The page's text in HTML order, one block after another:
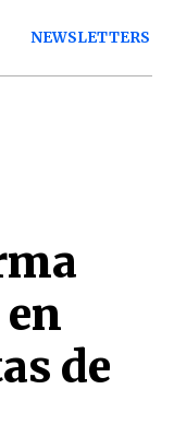
NEWSLETTERS
de